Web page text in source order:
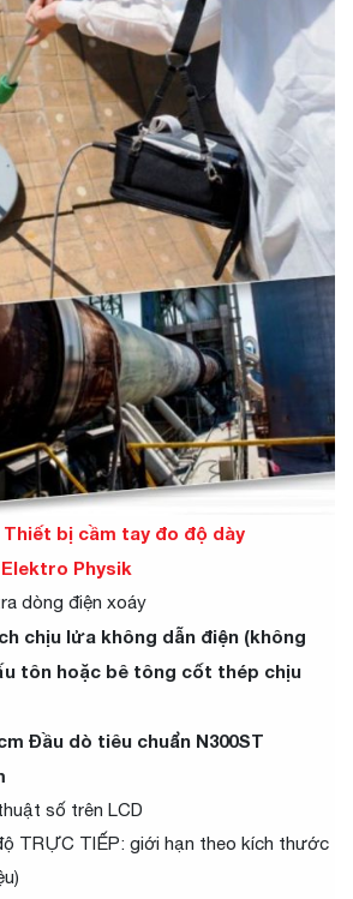
bị cầm tay đo độ dày
Physik
dòng điện xoáy
chịu lửa không dẫn điện (không
tôn hoặc bê tông cốt thép chịu
Đầu dò tiêu chuẩn N300ST
số trên LCD
TRỰC TIẾP: giới hạn theo kích thước